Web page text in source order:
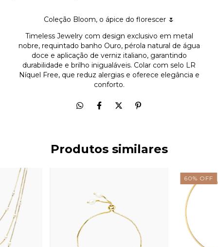
Coleção Bloom, o ápice do florescer 🌷
Timeless Jewelry com design exclusivo em metal
nobre, requintado banho Ouro, pérola natural de água
doce e aplicação de verniz italiano, garantindo
durabilidade e brilho inigualáveis. Colar com selo LR
Níquel Free, que reduz alergias e oferece elegância e
conforto.
Produtos similares
60% OFF